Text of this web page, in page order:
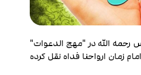
رحمه الله در "مهج الدعوات"
زمان ارواحنا فداه نقل کرده